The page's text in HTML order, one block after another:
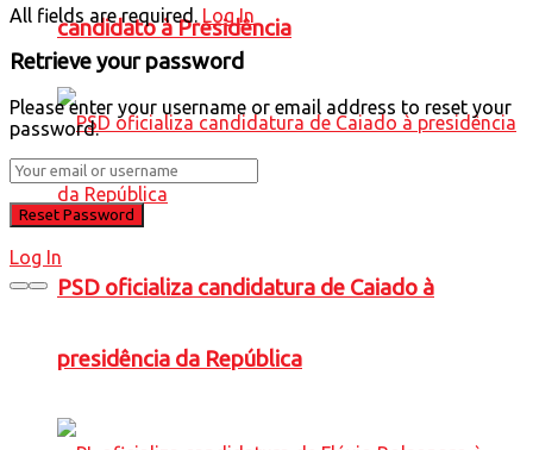
candidato à Presidência
PSD oficializa candidatura de Caiado à
presidência da República
All fields are required. Log In
Retrieve your password
Please enter your username or email address to reset your
password.
Log In